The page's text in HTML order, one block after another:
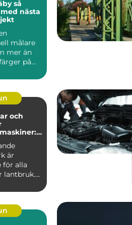
så
nästa
målare
mer än
på
må...
och
på
är
för alla
lantbruk.